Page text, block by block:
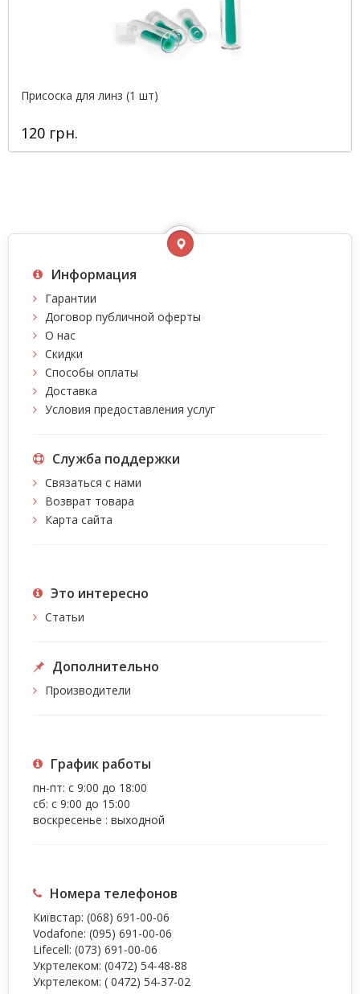
Присоска для линз (1 шт)
120 грн.
Информация
Гарантии
Договор публичной оферты
О нас
Скидки
Способы оплаты
Доставка
Условия предоставления услуг
Служба поддержки
Связаться с нами
Возврат товара
Карта сайта
Это интересно
Статьи
Дополнительно
Производители
График работы
пн-пт: с 9:00 до 18:00
сб: с 9:00 до 15:00
воскресенье : выходной
Номера телефонов
Київстар: (068) 691-00-06
Vodafone: (095) 691-00-06
Lifecell: (073) 691-00-06
Укртелеком: (0472) 54-48-88
Укртелеком: ( 0472) 54-37-02